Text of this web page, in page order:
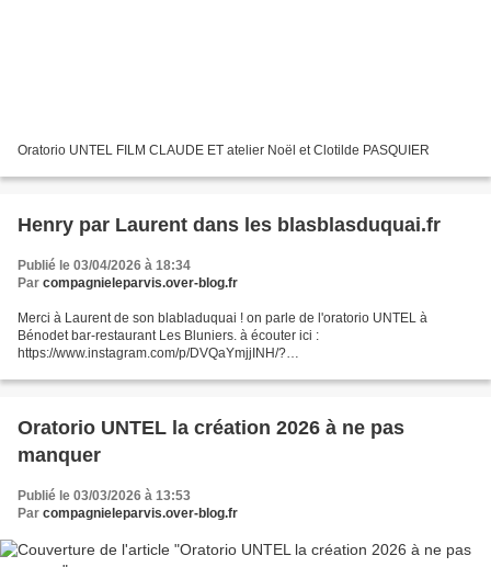
Oratorio UNTEL FILM CLAUDE ET atelier Noël et Clotilde PASQUIER
Henry par Laurent dans les blasblasduquai.fr
Publié le 03/04/2026 à 18:34
Par compagnieleparvis.over-blog.fr
Merci à Laurent de son blabladuquai ! on parle de l'oratorio UNTEL à
Bénodet bar-restaurant Les Bluniers. à écouter ici :
https://www.instagram.com/p/DVQaYmjjINH/?
https://www.vodio.fr/vodiothe...
Oratorio UNTEL la création 2026 à ne pas
manquer
Publié le 03/03/2026 à 13:53
Par compagnieleparvis.over-blog.fr